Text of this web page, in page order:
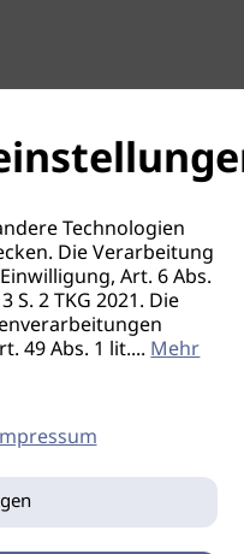
Technologien
Die Verarbeitung
Art. 6 Abs.
S. 2 TKG 2021. Die
49 Abs. 1 lit....Mehr